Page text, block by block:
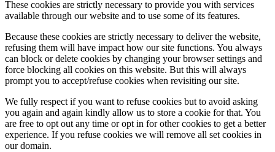
These cookies are strictly necessary to provide you with services
available through our website and to use some of its features.
Because these cookies are strictly necessary to deliver the website,
refusing them will have impact how our site functions. You always
can block or delete cookies by changing your browser settings and
force blocking all cookies on this website. But this will always
prompt you to accept/refuse cookies when revisiting our site.
We fully respect if you want to refuse cookies but to avoid asking
you again and again kindly allow us to store a cookie for that. You
are free to opt out any time or opt in for other cookies to get a better
experience. If you refuse cookies we will remove all set cookies in
our domain.